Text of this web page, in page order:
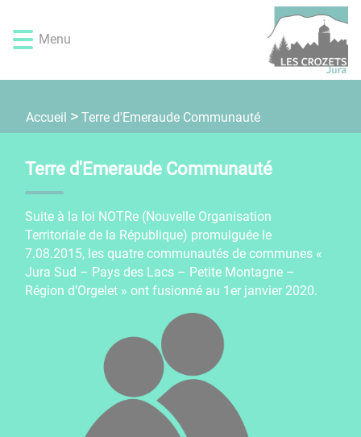
d'accès
rapide
menu
d'accès
rapide
contenu
d'accès
rapide
la
d'accès
rapide
pied
page
Menu
Accueil Terre d'Emeraude Communauté
Terre d'Emeraude Communauté
Suite à la loi NOTRe (Nouvelle Organisation
Territoriale de la République) promulguée le
7.08.2015, les quatre communautés de communes «
Jura Sud – Pays des Lacs – Petite Montagne –
Région d’Orgelet » ont fusionné au 1er janvier 2020.